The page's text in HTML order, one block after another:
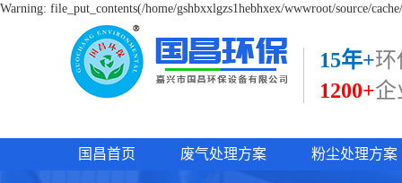
Warning: file_put_contents(/home/gshbxxlgzs1hebhxex/wwwroot/source/
15年+环
1200+企
国昌首页 废气处理方案 粉尘处理方案